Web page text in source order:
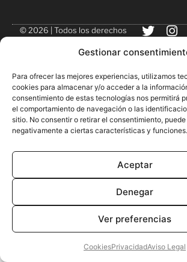
Gestionar
Para ofrecer las mejores experiencias, utilizamos
cookies para almacenar y/o acceder a la
consentimiento de estas tecnologías nos permitirá
el comportamiento de navegación o las
sitio. No consentir o retirar el consentimiento,
negativamente a ciertas características y funciones.
Aceptar
Denegar
Ver preferencias
CookiesPrivacidadAviso Legal
© 2026 | Todos los derechos